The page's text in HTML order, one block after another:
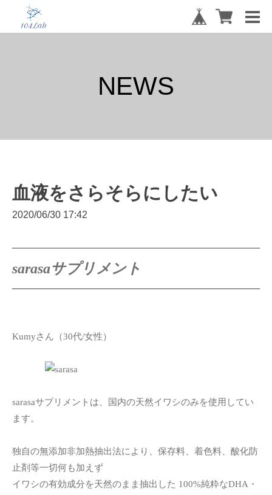
NEWS
血液をさらそらにしたい
2020/06/30 17:42
sarasaサプリメント
Kumyさん（30代/女性）
sarasaサプリメントは、国内の天然イワシのみを使用してい
ます。
独自の無添加非加熱抽出法により、保存料、着色料、酸化防
止剤等一切何も加えず
イワシの有効成分を天然のまま抽出した 100%純粋なDHA・